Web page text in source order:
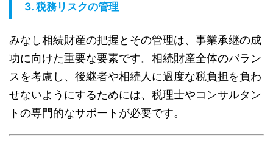
3. 税務リスクの管理
みなし相続財産の把握とその管理は、事業承継の成
功に向けた重要な要素です。相続財産全体のバラン
スを考慮し、後継者や相続人に過度な税負担を負わ
せないようにするためには、税理士やコンサルタン
トの専門的なサポートが必要です。